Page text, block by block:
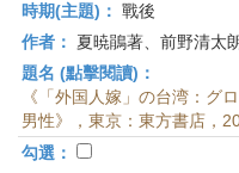
時期(主題)： 戰後
作者：
夏暁鵑著、前野清太
題名 (點擊閱讀)：
《「外国人嫁」の台湾：グ
男性》，東京：東方書店，
勾選：